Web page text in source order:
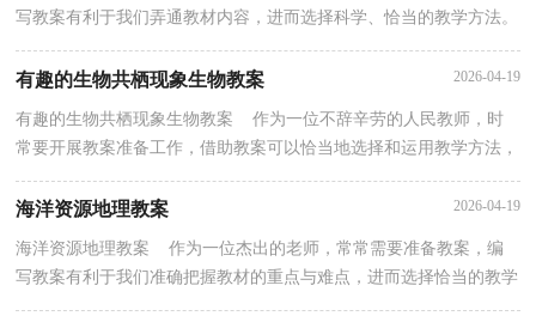
写教案有利于我们弄通教材内容，进而选择科学、恰当的教学方法。
教案应该怎么写呢？下面是小编为大家收集的弹力物理...
有趣的生物共栖现象生物教案 2026-04-19
有趣的生物共栖现象生物教案 作为一位不辞辛劳的人民教师，时
常要开展教案准备工作，借助教案可以恰当地选择和运用教学方法，
海洋资源地理教案 2026-04-19
海洋资源地理教案 作为一位杰出的老师，常常需要准备教案，编
写教案有利于我们准确把握教材的重点与难点，进而选择恰当的教学
方法。优秀的教案都具备一些什么特点呢？以下是小编...